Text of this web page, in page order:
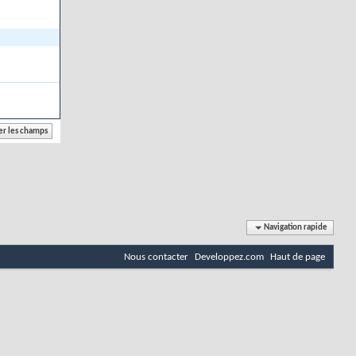
Navigation rapide
Nous contacter Developpez.com Haut de page